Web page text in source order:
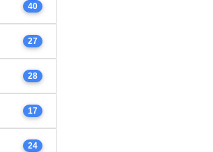
40
27
28
17
24